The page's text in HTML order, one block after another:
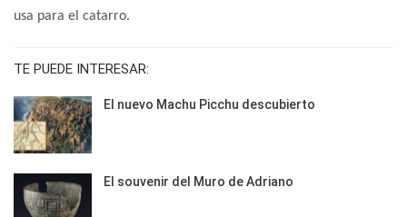
usa para el catarro.
TE PUEDE INTERESAR:
El nuevo Machu Picchu descubierto
El souvenir del Muro de Adriano